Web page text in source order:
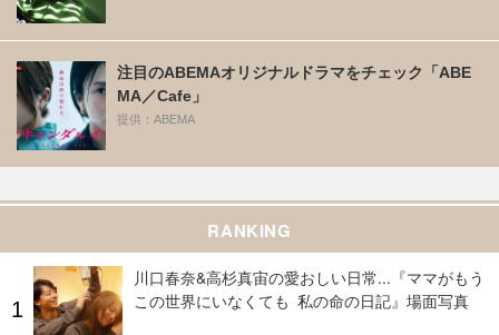
注目のABEMAオリジナルドラマをチェック「ABE
MA／Cafe」
提供：ABEMA
RANKING
川口春奈&高杉真宙の愛おしい日常...『ママがもう
この世界にいなくても 私の命の日記』場面写真